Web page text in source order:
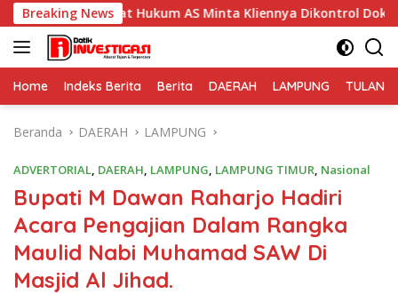
Langsung
ke
konten
Breaking News
Hukum AS Minta Kliennya Dikontrol Dokter Spesialis
Home Indeks Berita Berita DAERAH LAMPUNG TULANG
Beranda DAERAH LAMPUNG
ADVERTORIAL, DAERAH, LAMPUNG, LAMPUNG TIMUR, Nasional
Bupati M Dawan Raharjo Hadiri
Acara Pengajian Dalam Rangka
Maulid Nabi Muhamad SAW Di
Masjid Al Jihad.